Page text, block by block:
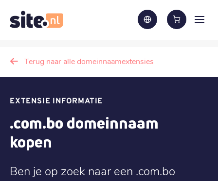
Terug naar alle domeinnaamextensies
EXTENSIE INFORMATIE
.com.bo domeinnaam
kopen
Ben je op zoek naar een .com.bo